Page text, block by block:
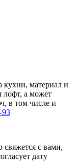
кухни, материал и
лофт, а может
в том числе и
93
свяжется с вами,
дату